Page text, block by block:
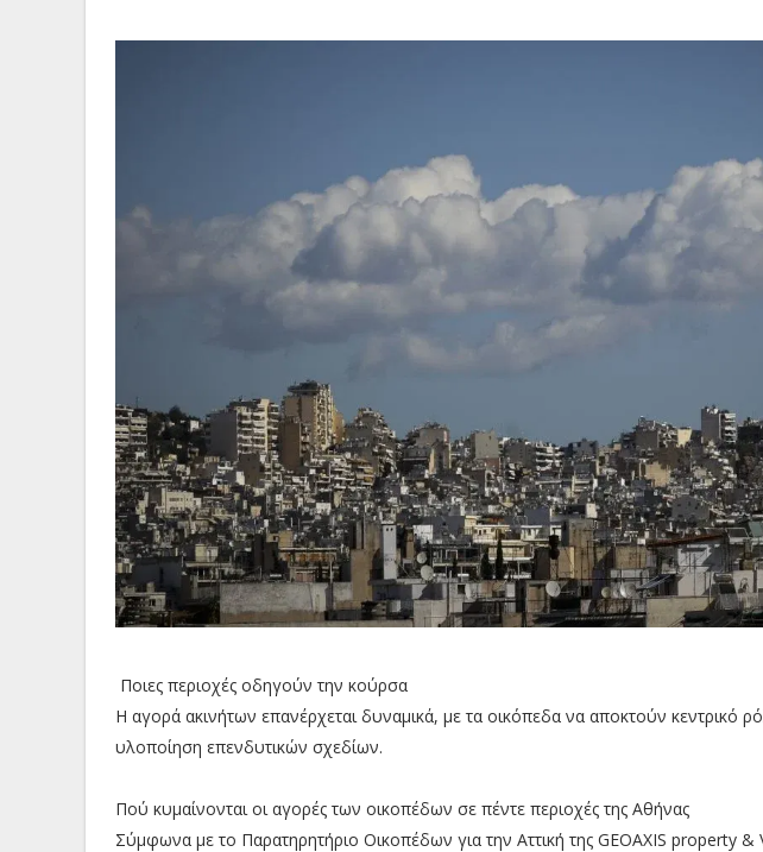
Ποιες περιοχές οδηγούν την κούρσα
Η αγορά ακινήτων επανέρχεται δυναμικά, με τα οικόπεδα να αποκτούν κεντρικό
υλοποίηση επενδυτικών σχεδίων.
Πού κυμαίνονται οι αγορές των οικοπέδων σε πέντε περιοχές της Αθήνας
Σύμφωνα με το Παρατηρητήριο Οικοπέδων για την Αττική της GEOAXIS property